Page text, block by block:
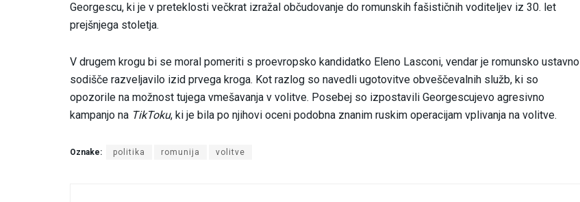
Georgescu, ki je v preteklosti večkrat izražal občudovanje do romunskih fašističnih voditeljev iz 30. let
prejšnjega stoletja.
V drugem krogu bi se moral pomeriti s proevropsko kandidatko Eleno Lasconi, vendar je romunsko ustavno
sodišče razveljavilo izid prvega kroga. Kot razlog so navedli ugotovitve obveščevalnih služb, ki so
opozorile na možnost tujega vmešavanja v volitve. Posebej so izpostavili Georgescujevo agresivno
kampanjo na TikToku, ki je bila po njihovi oceni podobna znanim ruskim operacijam vplivanja na volitve.
Oznake: politika romunija volitve